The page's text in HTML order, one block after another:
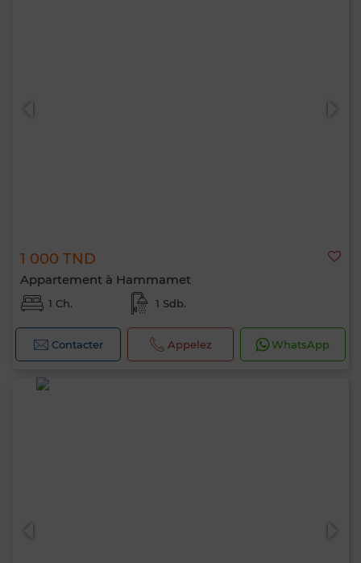
1 000 TND
Appartement à Hammamet
1 Ch. 1 Sdb.
Contacter Appelez WhatsApp